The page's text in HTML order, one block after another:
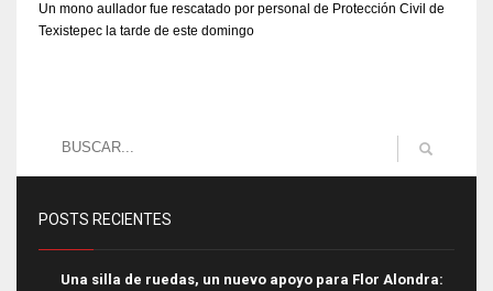
Un mono aullador fue rescatado por personal de Protección Civil de
Texistepec la tarde de este domingo
POSTS RECIENTES
Una silla de ruedas, un nuevo apoyo para Flor Alondra: